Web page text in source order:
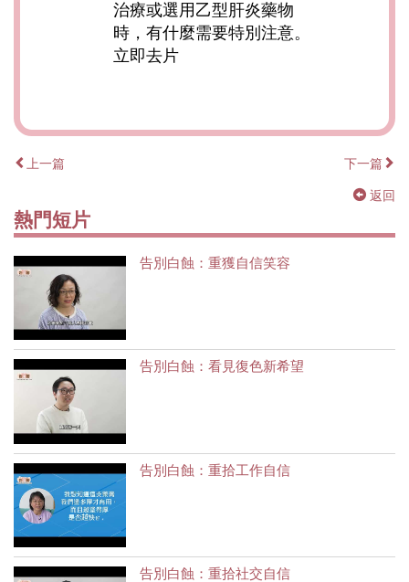
治療或選用乙型肝炎藥物
時，有什麼需要特別注意。
立即去片
上一篇 下一篇
返回
熱門短片
告別白蝕：重獲自信笑容
告別白蝕：看見復色新希望
告別白蝕：重拾工作自信
告別白蝕：重拾社交自信